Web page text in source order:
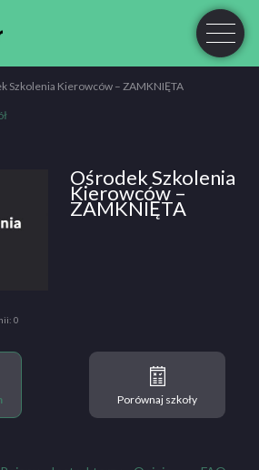
Szkolenia Kierowców – ZAMKNIĘTA
0
Ośrodek Szkolenia
Kierowców –
ZAMKNIĘTA
Porównaj szkoły